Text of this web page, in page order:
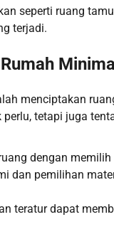
seperti ruang
terjadi.
menciptakan
tetapi juga
dengan
dan pemilihan
teratur dapat